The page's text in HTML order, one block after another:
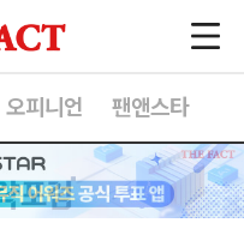
오피니언 팬앤스타